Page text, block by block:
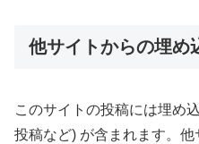
他サイトからの埋め
このサイトの投稿には埋め
投稿など) が含まれます。